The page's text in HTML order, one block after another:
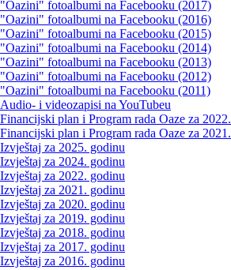
"Oazini" fotoalbumi na Facebooku (2017)
"Oazini" fotoalbumi na Facebooku (2016)
"Oazini" fotoalbumi na Facebooku (2015)
"Oazini" fotoalbumi na Facebooku (2014)
"Oazini" fotoalbumi na Facebooku (2013)
"Oazini" fotoalbumi na Facebooku (2012)
"Oazini" fotoalbumi na Facebooku (2011)
Audio- i videozapisi na YouTubeu
Financijski plan i Program rada Oaze za 2022.
Financijski plan i Program rada Oaze za 2021.
Izvještaj za 2025. godinu
Izvještaj za 2024. godinu
Izvještaj za 2022. godinu
Izvještaj za 2021. godinu
Izvještaj za 2020. godinu
Izvještaj za 2019. godinu
Izvještaj za 2018. godinu
Izvještaj za 2017. godinu
Izvještaj za 2016. godinu